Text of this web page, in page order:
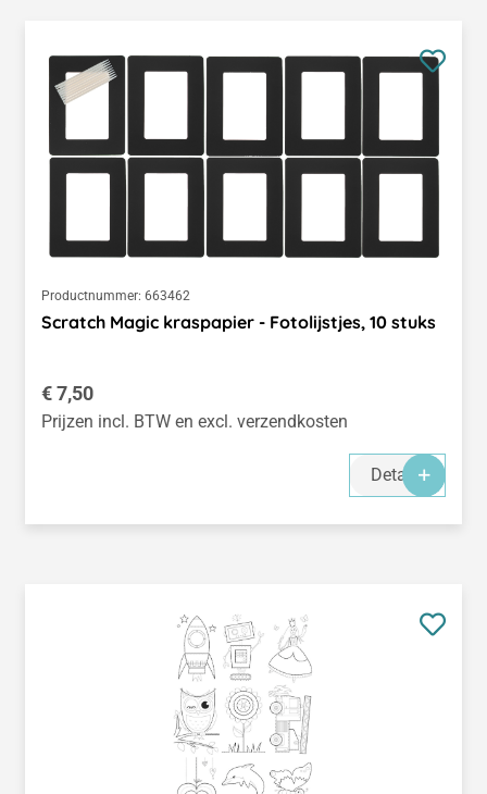
Productnummer: 663462
Scratch Magic kraspapier - Fotolijstjes, 10 stuks
Normale prijs:
€ 7,50
Prijzen incl. BTW en excl. verzendkosten
Details